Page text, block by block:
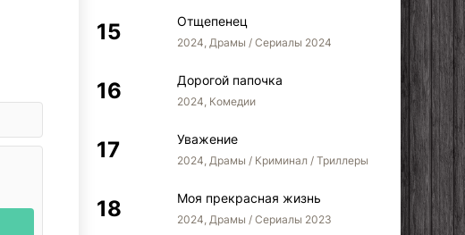
Отщепенец
2024, Драмы / Сериалы 2024
Дорогой папочка
2024, Комедии
Уважение
2024, Драмы / Криминал / Триллеры
Моя прекрасная жизнь
2024, Драмы / Сериалы 2023